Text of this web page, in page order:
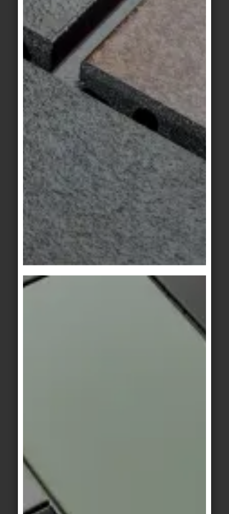
Schmutzes müssen meist Zementschleier entfernt
werden. Hierfür sind nur saure Reiniger
(Zementschleier-Entferner) geeignet, die aber
Fugen auf Zementbasis angreifen. Deshalb
müssen solche Fugen vorher eingenässt und nach
der Reinigung gründlich klargespült werden.
GRUNDREINIGUNG
Bei der Grundreinigung, einer intensiven
Zwischenreinigung, müssen oft auch Flecken
entfernt werden. Hier die häufigsten
Verunreinigungen und die jeweils geeigneten
Mittel:
Kalkablagerungen, Urinstein, Rostflecken,
Metallabrieb:
saure Reiniger
Teer, Bitumen, Farbkleckse, Reste von
Dehnungsfugen:
Reinigungsbenzin, Aceton oder
Abbeizpasten
Epoxidharze:Abbeizpasten oder
Spezialreinigungsmittel
stark alkalische Reiniger, bei
UNTERHALTSREINIGUNG
Für die
alkalische Reinigungsmittel zu empfehlen, weil sie
den alltäglichen Schmutz am besten lösen. Je